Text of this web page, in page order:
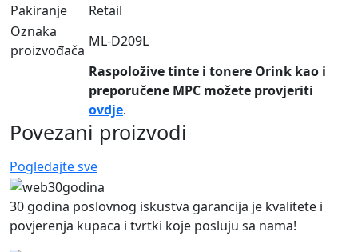
Pakiranje
Retail
Oznaka
proizvođača
ML-D209L
Raspoložive tinte i tonere Orink kao i
preporučene MPC možete provjeriti
ovdje.
Povezani proizvodi
Pogledajte sve
30 godina poslovnog iskustva garancija je kvalitete i
povjerenja kupaca i tvrtki koje posluju sa nama!